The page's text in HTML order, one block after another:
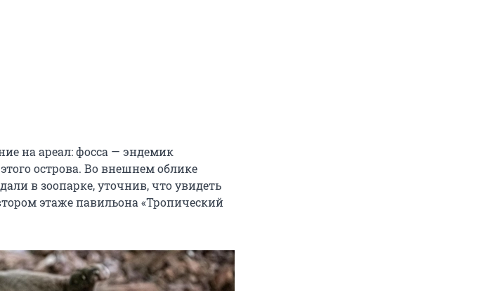
на ареал: фосса — эндемик
острова. Во внешнем облике
в зоопарке, уточнив, что увидеть
этаже павильона «Тропический